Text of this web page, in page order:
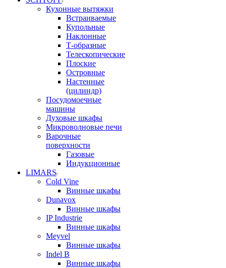
Кухонные вытяжки
Встраиваемые
Купольные
Наклонные
Т-образные
Телескопические
Плоские
Островные
Настенные
(цилиндр)
Посудомоечные
машины
Духовые шкафы
Микроволновые печи
Варочные
поверхности
Газовые
Индукционные
LIMARS
Cold Vine
Винные шкафы
Dunavox
Винные шкафы
IP Industrie
Винные шкафы
Meyvel
Винные шкафы
Indel B
Винные шкафы